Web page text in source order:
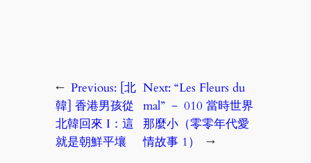
← Previous: [北
韓] 香港男孩從
北韓回來 I：這
就是朝鮮平壤
Next:“Les Fleurs du
mal” － 010 當時世界
那麼小（零零年代愛
情故事 1）
→